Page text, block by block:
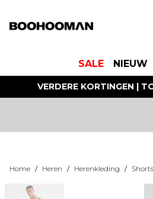
SALE NIEUW
VERDERE KORTINGEN |
Home / Heren / Herenkleding / Shorts